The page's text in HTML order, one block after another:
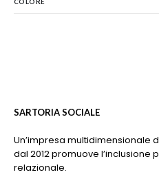
SARTORIA SOCIALE
Un’impresa multidimensionale
dal 2012 promuove l’inclusione
relazionale.